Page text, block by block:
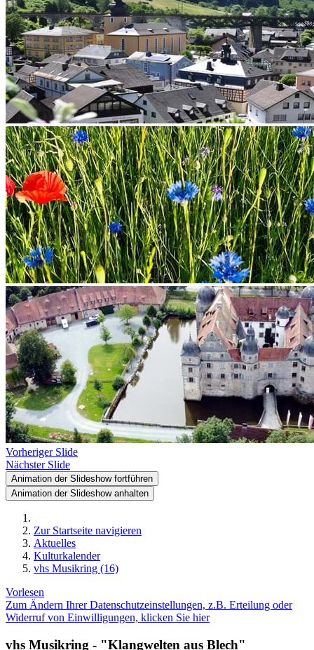
Vorheriger Slide
Nächster Slide
Animation der Slideshow fortführen
Animation der Slideshow anhalten
Zur Startseite navigieren
Aktuelles
Kulturkalender
vhs Musikring (16)
Vorlesen
Zum Ändern Ihrer Datenschutzeinstellungen, z.B. Erteilung oder
Widerruf von Einwilligungen, klicken Sie hier
vhs Musikring - "Klangwelten aus Blech"